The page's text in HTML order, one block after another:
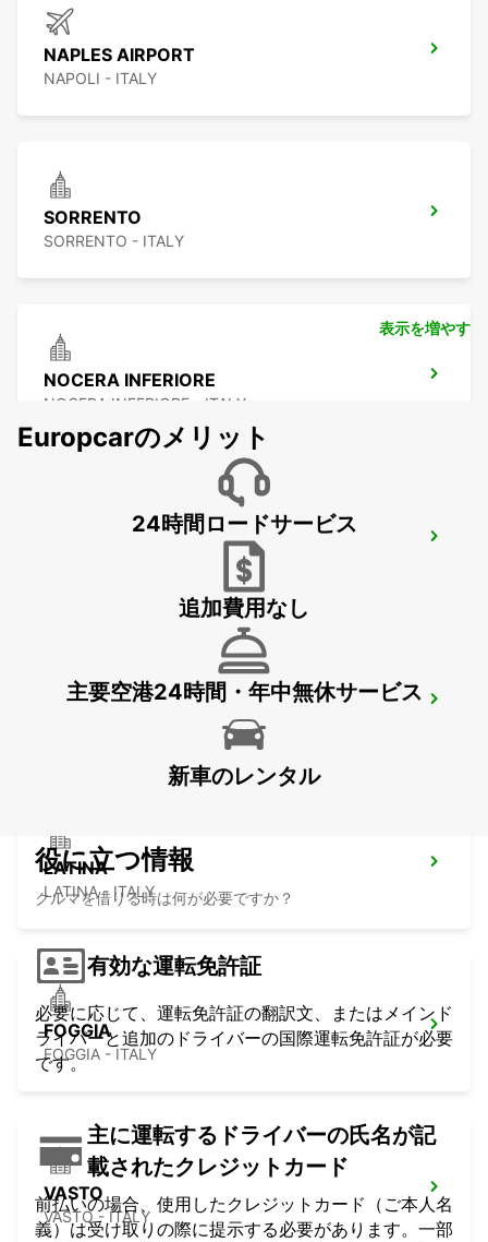
NAPLES AIRPORT
NAPOLI - ITALY
SORRENTO
SORRENTO - ITALY
NOCERA INFERIORE
NOCERA INFERIORE - ITALY
AVELLINO
LATINA
LATINA - ITALY
FOGGIA
FOGGIA - ITALY
VASTO
VASTO - ITALY
表示を増やす
Europcarのメリット
24時間ロードサービス
追加費用なし
主要空港24時間・年中無休サービス
新車のレンタル
役に立つ情報
クルマを借りる時は何が必要ですか？
有効な運転免許証
必要に応じて、運転免許証の翻訳文、またはメインド
ライバーと追加のドライバーの国際運転免許証が必要
です。
主に運転するドライバーの氏名が記
載されたクレジットカード
前払いの場合、使用したクレジットカード（ご本人名
義）は受け取りの際に提示する必要があります。一部